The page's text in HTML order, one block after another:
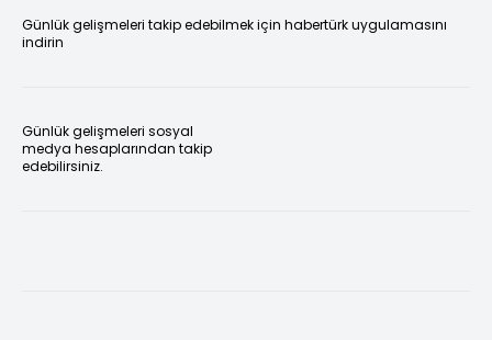
Günlük gelişmeleri takip edebilmek için habertürk uygulamasını
indirin
Günlük gelişmeleri sosyal
medya hesaplarından takip
edebilirsiniz.